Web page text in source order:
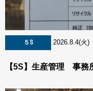
５S 2026.8.4(火)
【5S】生産管理 事